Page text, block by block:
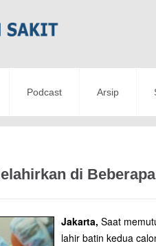
Podcast Arsip
di
Jakarta, Saat
lahir batin kedua